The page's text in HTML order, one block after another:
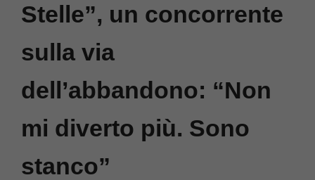
Stelle”, un concorrente
sulla via
dell’abbandono: “Non
mi diverto più. Sono
stanco”